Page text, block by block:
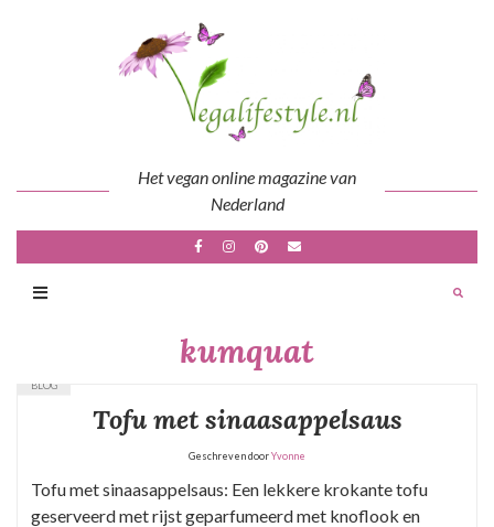
Het vegan online magazine van
Nederland
kumquat
BLOG
Tofu met sinaasappelsaus
Geschreven doorYvonne
Tofu met sinaasappelsaus: Een lekkere krokante tofu
geserveerd met rijst geparfumeerd met knoflook en